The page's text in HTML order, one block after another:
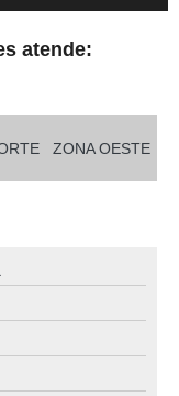
atende:
ZONA OESTE